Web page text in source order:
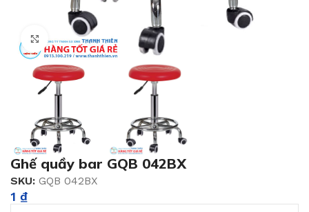
Click to enlarge
Ghế quầy bar GQB 042BX
SKU: GQB 042BX
1 ₫